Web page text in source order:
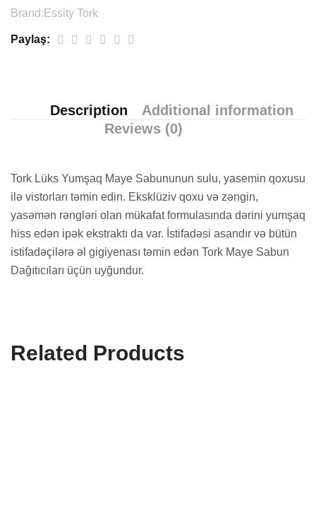
Brand: Essity Tork
Paylaş:
Description
Additional information
Reviews (0)
Tork Lüks Yumşaq Maye Sabununun sulu, yasemin qoxusu
ilə vistorları təmin edin. Eksklüziv qoxu və zəngin,
yasəmən rəngləri olan mükafat formulasında dərini yumşaq
hiss edən ipək ekstraktı da var. İstifadəsi asandır və bütün
istifadəçilərə əl gigiyenası təmin edən Tork Maye Sabun
Dağıtıcıları üçün uyğundur.
Related Products